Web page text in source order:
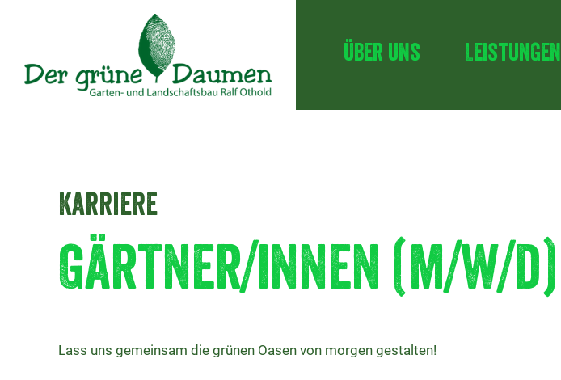
Über uns Leistungen
Karriere
Gärtner/innen (m/w/d)
Lass uns gemeinsam die grünen Oasen von morgen gestalten!